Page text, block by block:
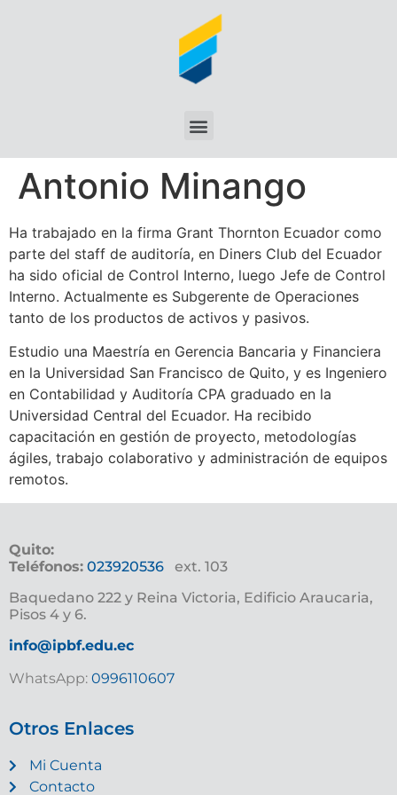
Antonio Minango
Ha trabajado en la firma Grant Thornton Ecuador como
parte del staff de auditoría, en Diners Club del Ecuador
ha sido oficial de Control Interno, luego Jefe de Control
Interno. Actualmente es Subgerente de Operaciones
tanto de los productos de activos y pasivos.
Estudio una Maestría en Gerencia Bancaria y Financiera
en la Universidad San Francisco de Quito, y es Ingeniero
en Contabilidad y Auditoría CPA graduado en la
Universidad Central del Ecuador. Ha recibido
capacitación en gestión de proyecto, metodologías
ágiles, trabajo colaborativo y administración de equipos
remotos.
Quito:
Teléfonos: 023920536 ext. 103
Baquedano 222 y Reina Victoria, Edificio Araucaria,
Pisos 4 y 6.
info@ipbf.edu.ec
WhatsApp: 0996110607
Otros Enlaces
Mi Cuenta
Contacto